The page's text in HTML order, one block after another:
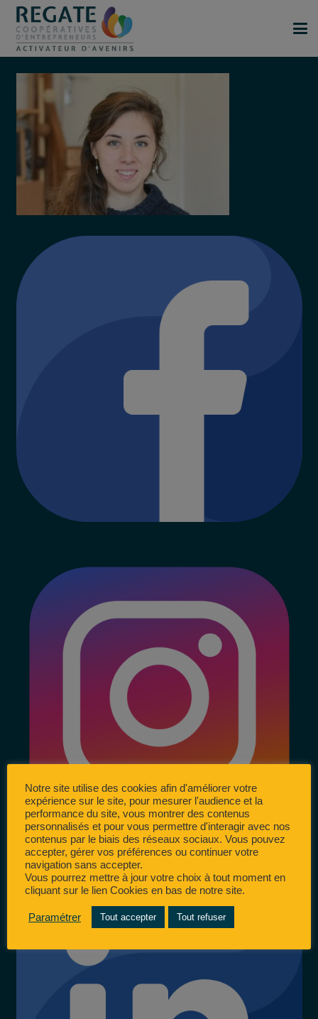
Notre site utilise des cookies afin d'améliorer votre
expérience sur le site, pour mesurer l'audience et la
performance du site, vous montrer des contenus
personnalisés et pour vous permettre d'interagir avec nos
contenus par le biais des réseaux sociaux. Vous pouvez
accepter, gérer vos préférences ou continuer votre
navigation sans accepter.
Vous pourrez mettre à jour votre choix à tout moment en
cliquant sur le lien Cookies en bas de notre site.
Paramétrer Tout accepter Tout refuser